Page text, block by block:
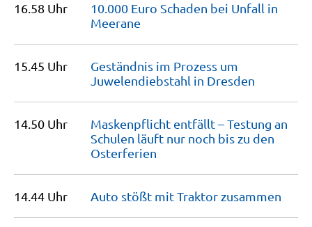
16.58 Uhr
10.000 Euro Schaden bei Unfall in
Meerane
15.45 Uhr
Geständnis im Prozess um
Juwelendiebstahl in Dresden
14.50 Uhr
Maskenpflicht entfällt – Testung an
Schulen läuft nur noch bis zu den
Osterferien
14.44 Uhr Auto stößt mit Traktorzusammen